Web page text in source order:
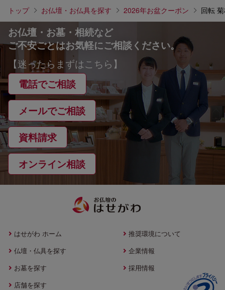
トップ お仏壇・お仏具を探す 2026年お盆クーポン 回転
お仏壇・お墓・相続など
ご不安ごとはお気軽にご相談ください。
【迷ったらまずはこちら】
電話でご相談
メールでご相談
資料請求
オンライン相談
はせがわ ホーム
仏壇・仏具を探す
お墓を探す
店舗を探す
推奨環境について
企業情報
採用情報